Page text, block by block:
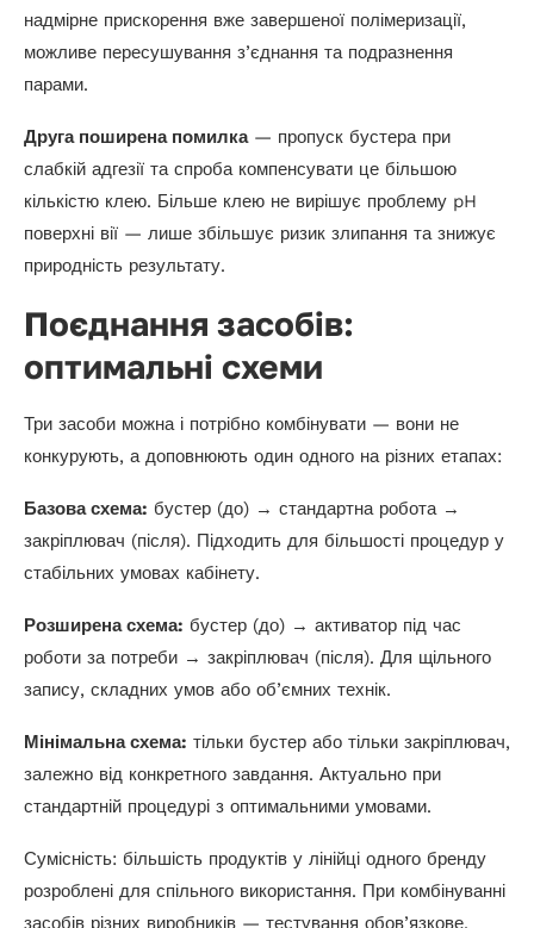
надмірне прискорення вже завершеної полімеризації,
можливе пересушування з’єднання та подразнення
парами.
Друга поширена помилка— пропуск бустера при
слабкій адгезії та спроба компенсувати це більшою
кількістю клею. Більше клею не вирішує проблему pH
поверхні вії — лише збільшує ризик злипання та знижує
природність результату.
Поєднання засобів:
оптимальні схеми
Три засоби можна і потрібно комбінувати — вони не
конкурують, а доповнюють один одного на різних етапах:
Базова схема: бустер (до) → стандартна робота →
закріплювач (після). Підходить для більшості процедур у
стабільних умовах кабінету.
Розширена схема: бустер (до) → активатор під час
роботи за потреби → закріплювач (після). Для щільного
запису, складних умов або об’ємних технік.
Мінімальна схема: тільки бустер або тільки закріплювач,
залежно від конкретного завдання. Актуально при
стандартній процедурі з оптимальними умовами.
Сумісність: більшість продуктів у лінійці одного бренду
розроблені для спільного використання. При комбінуванні
засобів різних виробників — тестування обов’язкове.